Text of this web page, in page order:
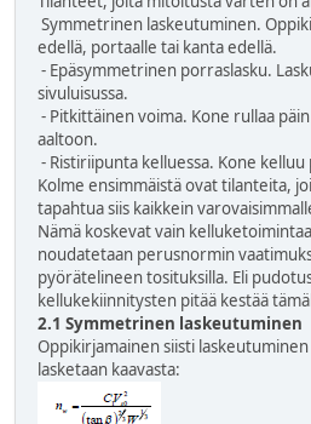
Symmetrinen laskeutuminen.
edellä, portaalle tai kanta edellä.
- Epäsymmetrinen porraslasku.
sivuluisussa.
- Pitkittäinen voima. Kone rullaa
aaltoon.
- Ristiriipunta kelluessa. Kone
Kolme ensimmäistä ovat tilanteita,
tapahtua siis kaikkein
Nämä koskevat vain
noudatetaan perusnormin
pyörätelineen tosituksilla. Eli
kellukekiinnitysten pitää kestää
2.1 Symmetrinen laskeutuminen
Oppikirjamainen siisti
lasketaan kaavasta: